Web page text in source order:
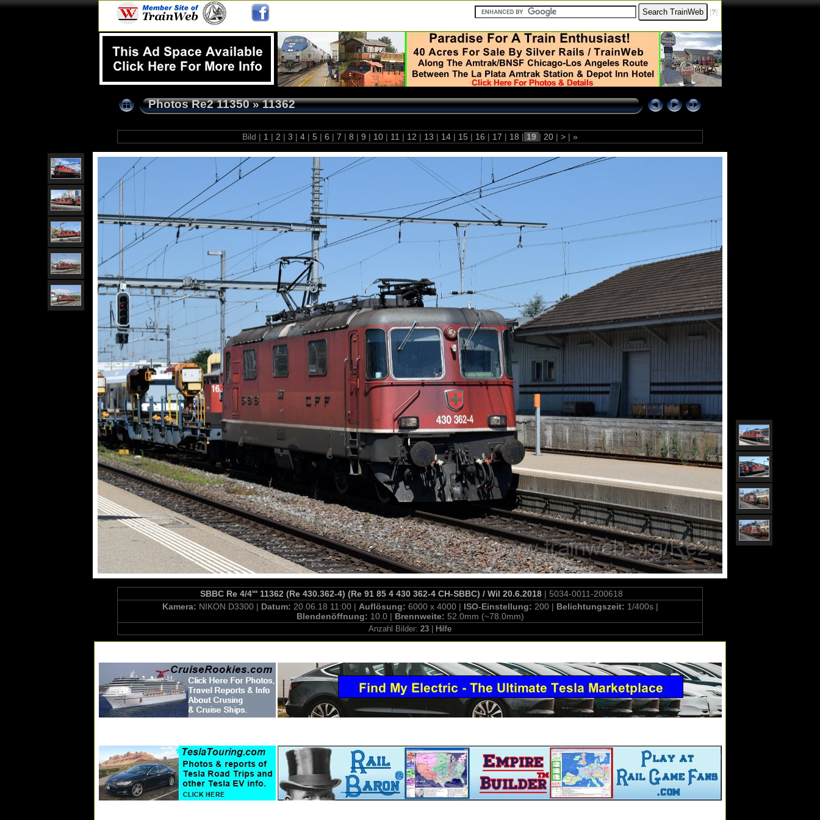
[?]
Photos Re2 11350»11362
Bild | 1 | 2 | 3 | 4 | 5 | 6 | 7 | 8 | 9 | 10 | 11 | 12 | 13 | 14 | 15 | 16 | 17 | 18 | 19 | 20 | > | »
SBBC Re 4/4''' 11362 (Re 430.362-4) (Re 91 85 4 430 362-4 CH-SBBC) / Wil 20.6.2018| 5034-0011-200618
Kamera: NIKON D3300 | Datum: 20.06.18 11:00 | Auflösung: 6000 x 4000 | ISO-Einstellung: 200 | Belichtungszeit: 1/400s |
Blendenöffnung: 10.0 | Brennweite: 52.0mm (~78.0mm)
Anzahl Bilder: 23 Hilfe